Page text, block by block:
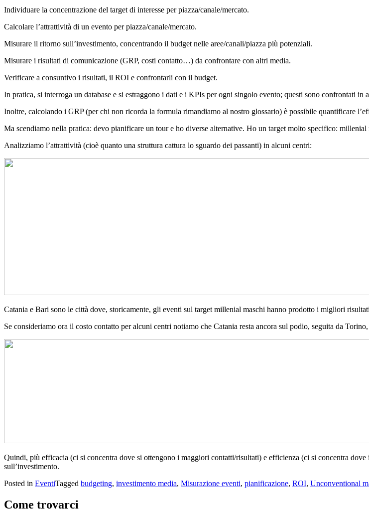
Individuare la concentrazione del target di interesse per piazza/canale/mercato.
Calcolare l’attrattività di un evento per piazza/canale/mercato.
Misurare il ritorno sull’investimento, concentrando il budget nelle aree/canali/piazza più potenziali.
Misurare i risultati di comunicazione (GRP, costi contatto…) da confrontare con altri media.
Verificare a consuntivo i risultati, il ROI e confrontarli con il budget.
In pratica, si interroga un database e si estraggono i dati e i KPIs per ogni singolo evento; questi sono confrontati in
Inoltre, calcolando i GRP (per chi non ricorda la formula rimandiamo al nostro glossario) è possibile quantificare
Ma scendiamo nella pratica: devo pianificare un tour e ho diverse alternative. Ho un target molto specifico:
Analizziamo l’attrattività (cioè quanto una struttura cattura lo sguardo dei passanti) in alcuni centri:
Catania e Bari sono le città dove, storicamente, gli eventi sul target millenial maschi hanno prodotto i migliori
Se consideriamo ora il costo contatto per alcuni centri notiamo che Catania resta ancora sul podio, seguita da
Quindi, più efficacia (ci si concentra dove si ottengono i maggiori contatti/risultati) e efficienza (ci si concentra
sull’investimento.
Posted in EventiTagged budgeting, investimento media, Misurazione eventi, pianificazione, ROI, Unconventional
Come trovarci